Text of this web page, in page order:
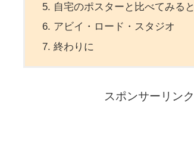
自宅のポスターと比べてみると
アビイ・ロード・スタジオ
終わりに
スポンサーリンク